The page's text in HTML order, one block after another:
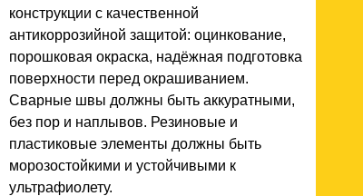
конструкции с качественной
антикоррозийной защитой: оцинкование,
порошковая окраска, надёжная подготовка
поверхности перед окрашиванием.
Сварные швы должны быть аккуратными,
без пор и наплывов. Резиновые и
пластиковые элементы должны быть
морозостойкими и устойчивыми к
ультрафиолету.